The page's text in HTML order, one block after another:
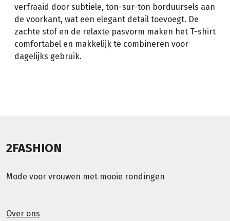
verfraaid door subtiele, ton-sur-ton borduursels aan
de voorkant, wat een elegant detail toevoegt. De
zachte stof en de relaxte pasvorm maken het T-shirt
comfortabel en makkelijk te combineren voor
dagelijks gebruik.
2FASHION
Mode voor vrouwen met mooie rondingen
Over ons